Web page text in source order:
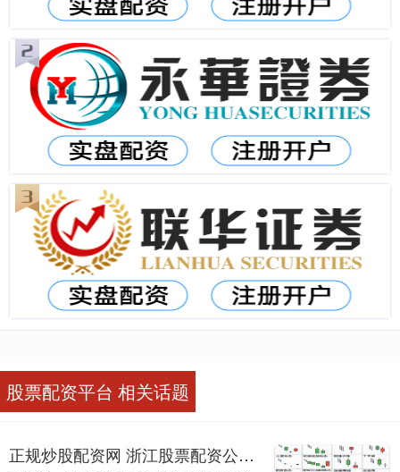
股票配资平台 相关话题
正规炒股配资网 浙江股票配资公司：安全可靠，助您投资无忧